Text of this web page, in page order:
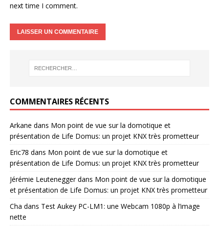
next time I comment.
COMMENTAIRES RÉCENTS
Arkane dans Mon point de vue sur la domotique et
présentation de Life Domus: un projet KNX très prometteur
Eric78 dans Mon point de vue sur la domotique et
présentation de Life Domus: un projet KNX très prometteur
Jérémie Leuteneggerdans Mon point de vue sur la domotique
et présentation de Life Domus: un projet KNX très prometteur
Cha dans Test Aukey PC-LM1: une Webcam 1080p à l’image
nette